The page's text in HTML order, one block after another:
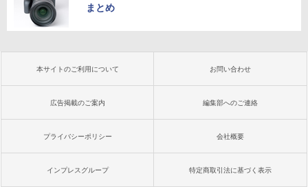
まとめ
本サイトのご利用について お問い合わせ
広告掲載のご案内 編集部へのご連絡
プライバシーポリシー 会社概要
インプレスグループ 特定商取引法に基づく表示